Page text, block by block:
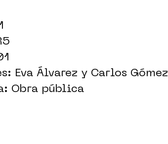
Eva Álvarez y Carlos Gómez
Obra pública